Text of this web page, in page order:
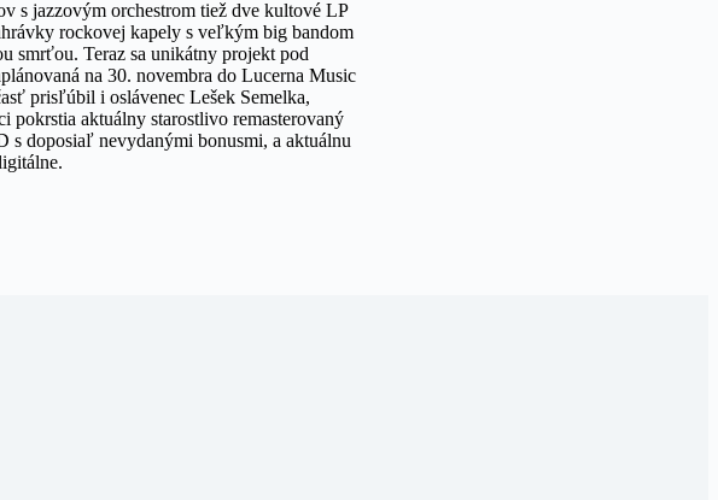
s jazzovým orchestrom tiež dve kultové LP
rockovej kapely s veľkým big bandom
smrťou. Teraz sa unikátny projekt pod
na 30. novembra do Lucerna Music
prisľúbil i oslávenec Lešek Semelka,
pokrstia aktuálny starostlivo remasterovaný
s doposiaľ nevydanými bonusmi, a aktuálnu